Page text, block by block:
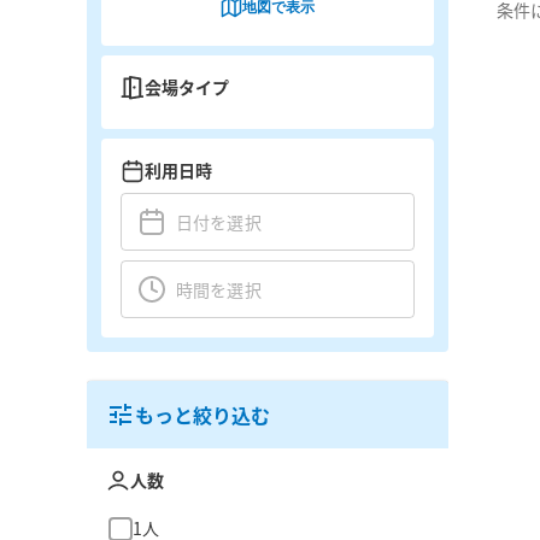
条件
地図で表示
会場タイプ
利用日時
もっと絞り込む
人数
1人